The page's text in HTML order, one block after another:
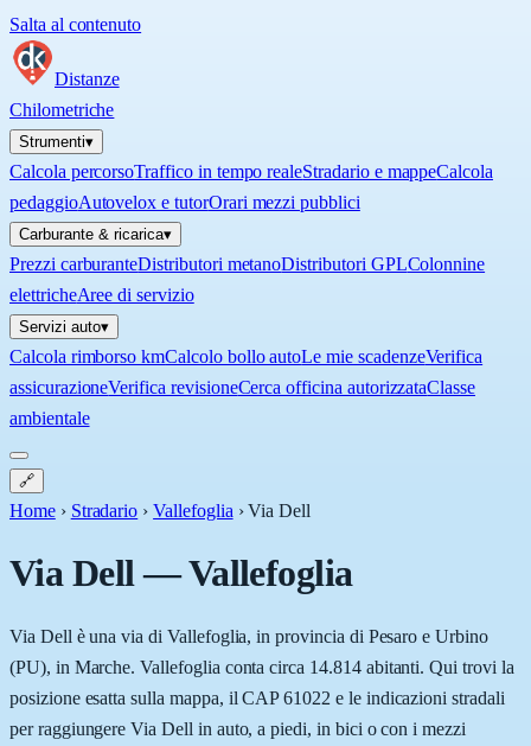
Salta al contenuto
Distanze
Chilometriche
Strumenti▾
Calcola percorsoTraffico in tempo realeStradario e mappeCalcola
pedaggioAutovelox e tutorOrari mezzi pubblici
Carburante & ricarica▾
Prezzi carburanteDistributori metanoDistributori GPLColonnine
elettricheAree di servizio
Servizi auto▾
Calcola rimborso kmCalcolo bollo autoLe mie scadenzeVerifica
assicurazioneVerifica revisioneCerca officina autorizzataClasse
ambientale
🔗
Home › Stradario › Vallefoglia ›Via Dell
Via Dell—Vallefoglia
Via Dell è una via di Vallefoglia, in provincia di Pesaro e Urbino
(PU), in Marche. Vallefoglia conta circa 14.814 abitanti. Qui trovi la
posizione esatta sulla mappa, il CAP 61022 e le indicazioni stradali
per raggiungere Via Dell in auto, a piedi, in bici o con i mezzi